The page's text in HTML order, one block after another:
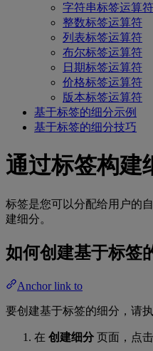
字符串标签运算符
整数标签运算符
列表标签运算符
布尔标签运算符
日期标签运算符
价格标签运算符
版本标签运算符
基于标签的细分示例
基于标签的细分技巧
通过标签构建
标签是您可以分配给用户的
建细分。
如何创建基于标签
Anchor link to
要创建基于标签的细分，请
在 创建细分 页面，点击